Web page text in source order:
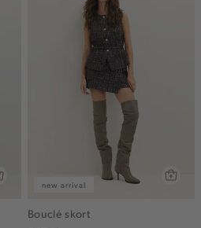
new arrival
Bouclé skort